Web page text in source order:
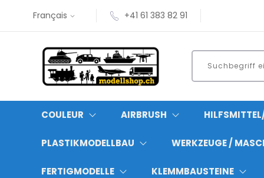
Français +41 61 383 82 91
COULEUR AIRBRUSH
PLASTIKMODELLBAU WERKZEUGE /
FERTIGMODELLE KLEMMBAUSTEINE